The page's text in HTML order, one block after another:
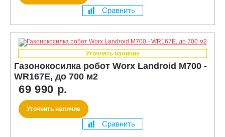
Сравнить
Уточнять наличие
Газонокосилка робот Worx Landroid M700 -
WR167E, до 700 м2
69 990 р.
Уточнить наличие
Сравнить